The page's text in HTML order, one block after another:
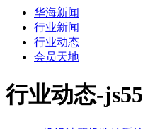
华海新闻
行业新闻
行业动态
会员天地
行业动态-